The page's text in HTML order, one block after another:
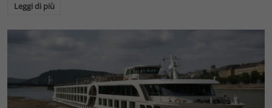
Leggi di più